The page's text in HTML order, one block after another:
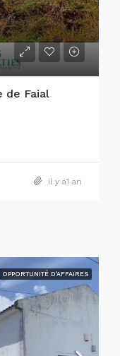
de Faial
il y a1 an
OPPORTUNITÉ D'AFFAIRES